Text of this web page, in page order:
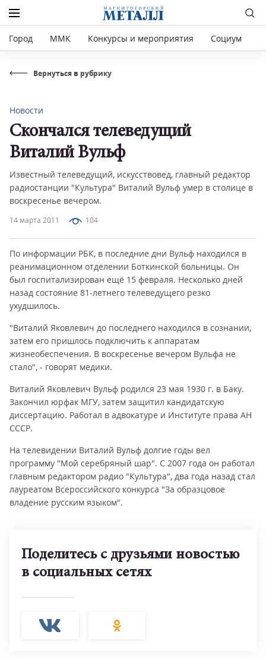
Город ММК Конкурсы и мероприятия Социум
Вернуться в рубрику
14 марта 2011 104
Новости
Скончался телеведущий
Виталий Вульф
Известный телеведущий, искусствовед, главный редактор
радиостанции "Культура" Виталий Вульф умер в столице в
воскресенье вечером.
По информации РБК, в последние дни Вульф находился в
реанимационном отделении Боткинской больницы. Он
был госпитализирован ещё 15 февраля. Несколько дней
назад состояние 81-летнего телеведущего резко
ухудшилось.
"Виталий Яковлевич до последнего находился в сознании,
затем его пришлось подключить к аппаратам
жизнеобеспечения. В воскресенье вечером Вульфа не
стало", - говорят медики.
Виталий Яковлевич Вульф родился 23 мая 1930 г. в Баку.
Закончил юрфак МГУ, затем защитил кандидатскую
диссертацию. Работал в адвокатуре и Институте права АН
СССР.
На телевидении Виталий Вульф долгие годы вел
программу "Мой серебряный шар". С 2007 года он работал
главным редактором радио "Культура", два года назад стал
лауреатом Всероссийского конкурса "За образцовое
владение русским языком".
Поделитесь с друзьями новостью
в социальных сетях